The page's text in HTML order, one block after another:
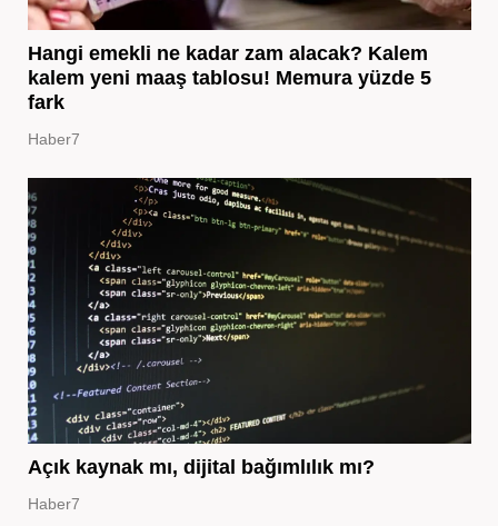
Hangi emekli ne kadar zam alacak? Kalem
kalem yeni maaş tablosu! Memura yüzde 5
fark
Haber7
Açık kaynak mı, dijital bağımlılık mı?
Haber7